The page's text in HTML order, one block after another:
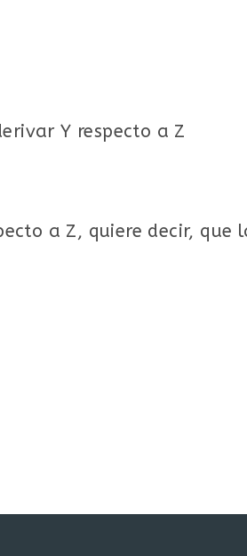
Y respecto a Z
a Z, quiere decir,